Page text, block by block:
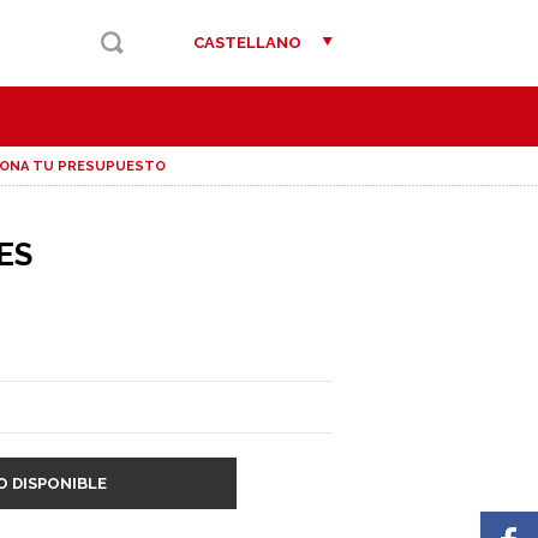
CASTELLANO
TU PRESUPUESTO
DISPONIBLE